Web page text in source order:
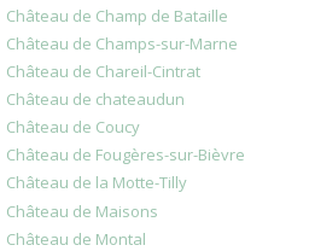
Château de Champ de Bataille
Château de Champs-sur-Marne
Château de Chareil-Cintrat
Château de chateaudun
Château de Coucy
Château de Fougères-sur-Bièvre
Château de la Motte-Tilly
Château de Maisons
Château de Montal